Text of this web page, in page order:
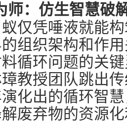
师：仿生智慧破
仅凭唾液就能构
组织架构和作
循环问题的关
教授团队跳出
化出的循环智
废弃物的资源